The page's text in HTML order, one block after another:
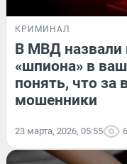
КРИМИНАЛ
В МВД назвали
«шпиона» в
понять, что за
мошенники
23 марта, 2026, 05:55